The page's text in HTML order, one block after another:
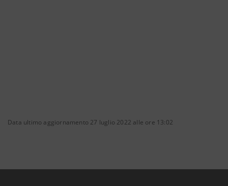
Data ultimo aggiornamento 27 luglio 2022 alle ore 13:02